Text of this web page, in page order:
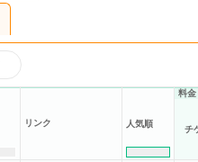
リンク 人気順
料金
チ